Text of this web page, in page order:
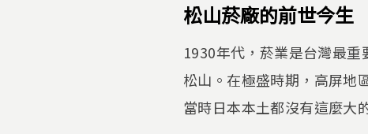
松山菸廠的前世今生
1930年代，菸業是台灣最
松山。在極盛時期，高屏地
當時日本本土都沒有這麼大